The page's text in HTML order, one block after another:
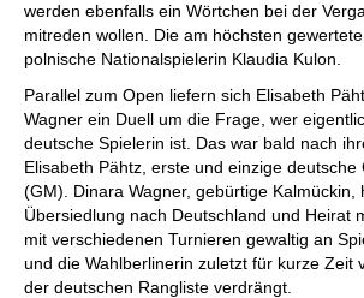
werden ebenfalls ein Wörtchen bei der
mitreden wollen. Die am höchsten
polnische Nationalspielerin Klaudia Kulon.
Parallel zum Open liefern sich Elisabeth
Wagner ein Duell um die Frage, wer
deutsche Spielerin ist. Das war bald nach
Elisabeth Pähtz, erste und einzige deutsche
(GM). Dinara Wagner, gebürtige Kalmückin,
Übersiedlung nach Deutschland und Heirat
mit verschiedenen Turnieren gewaltig an
und die Wahlberlinerin zuletzt für kurze Zeit
der deutschen Rangliste verdrängt.